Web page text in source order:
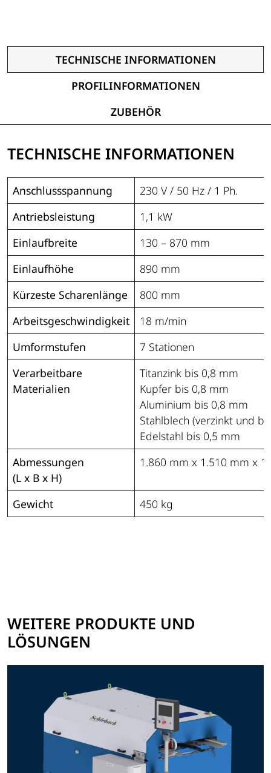
TECHNISCHE INFORMATIONEN
PROFILINFORMATIONEN
ZUBEHÖR
TECHNISCHE INFORMATIONEN
Anschlussspannung
230 V / 50 Hz / 1 Ph.
Antriebsleistung
1,1 kW
Einlaufbreite
130 – 870 mm
Einlaufhöhe
890 mm
Kürzeste Scharenlänge
800 mm
Arbeitsgeschwindigkeit
18 m/min
Umformstufen
7 Stationen
Verarbeitbare
Materialien
Titanzink bis 0,8 mm
Kupfer bis 0,8 mm
Aluminium bis 0,8 mm
Stahlblech (verzinkt und
Edelstahl bis 0,5 mm
Abmessungen
(L x B x H)
1.860 mm x 1.510 mm x
Gewicht 450 kg
WEITERE PRODUKTE UND
LÖSUNGEN